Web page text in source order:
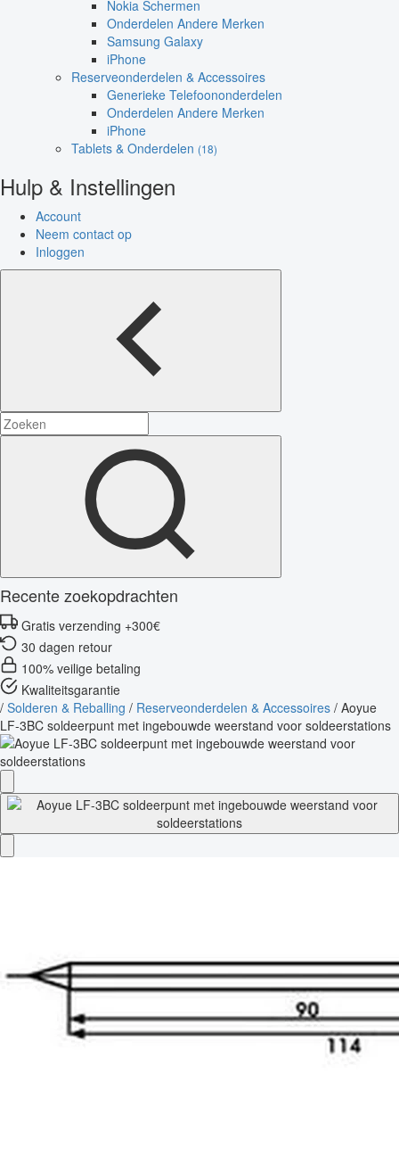
Nokia Schermen
Onderdelen Andere Merken
Samsung Galaxy
iPhone
Reserveonderdelen & Accessoires
Generieke Telefoononderdelen
Onderdelen Andere Merken
iPhone
Tablets & Onderdelen (18)
Hulp & Instellingen
Account
Neem contact op
Inloggen
Recente zoekopdrachten
Gratis verzending +300€
30 dagen retour
100% veilige betaling
Kwaliteitsgarantie
/ Solderen & Reballing / Reserveonderdelen & Accessoires / Aoyue
LF-3BC soldeerpunt met ingebouwde weerstand voor soldeerstations